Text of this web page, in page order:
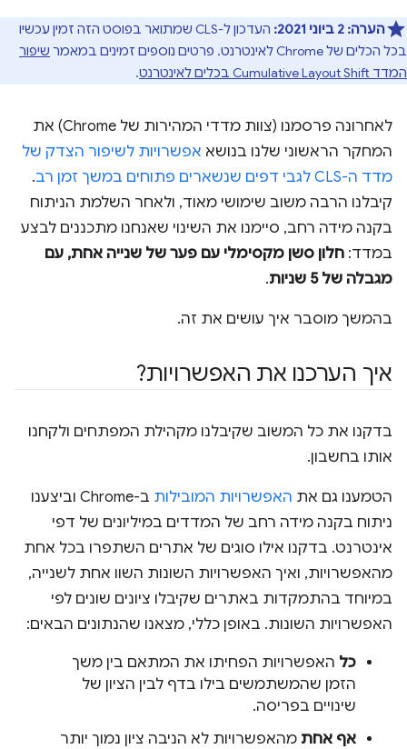
הערה: 2 ביוני 2021:
העדכון ל-CLS שמתואר בפוסט הזה זמין עכשיו
בכל הכלים של Chrome לאינטרנט. פרטים נוספים זמינים במאמר
שיפור
המדד Cumulative Layout Shift בכלים לאינטרנט
.
לאחרונה פרסמנו (צוות מדדי המהירות של Chrome) את
המחקר הראשוני שלנו בנושא אפשרויות לשיפור הצדק של
מדד ה-CLS לגבי דפים שנשארים פתוחים במשך זמן רב
.
קיבלנו הרבה משוב שימושי מאוד, ולאחר השלמת הניתוח
בקנה מידה רחב, סיימנו את השינוי שאנחנו מתכננים לבצע
במדד: חלון סשן מקסימלי עם פער של שנייה אחת, עם
מגבלה של 5 שניות
.
בהמשך מוסבר איך עושים את זה.
איך הערכנו את האפשרויות?
בדקנו את כל המשוב שקיבלנו מקהילת המפתחים ולקחנו
אותו בחשבון.
הטמענו גם את האפשרויות המובילות
ב-Chrome וביצענו
ניתוח בקנה מידה רחב של המדדים במיליונים של דפי
אינטרנט. בדקנו אילו סוגים של אתרים השתפרו בכל אחת
מהאפשרויות, ואיך האפשרויות השונות השוו אחת לשנייה,
במיוחד בהתמקדות באתרים שקיבלו ציונים שונים לפי
האפשרויות השונות. באופן כללי, מצאנו שהנתונים הבאים:
כל האפשרויות הפחיתו את המתאם בין משך
הזמן שהמשתמשים בילו בדף לבין הציון של
שינויים בפריסה.
אף אחת מהאפשרויות לא הניבה ציון נמוך יותר